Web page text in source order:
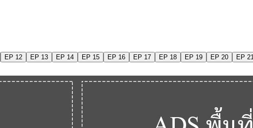
EP 12 EP 13 EP 14 EP 15 EP 16 EP 17 EP 18 EP 19 EP 20 EP 21